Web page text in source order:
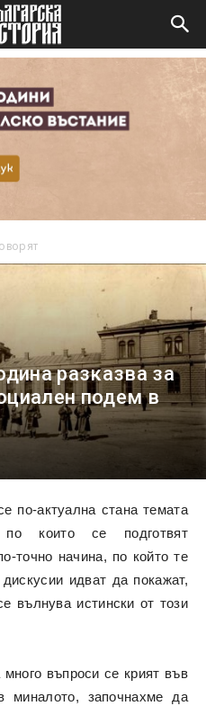
разказва за
подем в
по-актуална стана темата
които се подготвят
точно начина, по който те
идват да покажат,
вълнува истински от този
много въпроси се крият във
миналото, започнахме да